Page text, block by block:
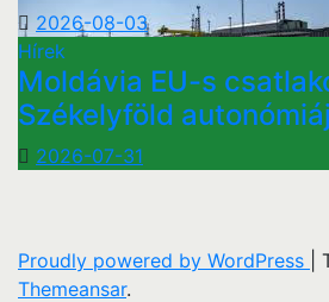
2026-08-03
Hírek
Moldávia EU-s
Székelyföld
2026-07-31
Proudly powered by WordPress
Themeansar.